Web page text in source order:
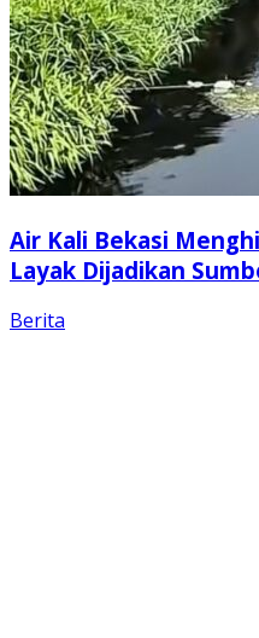
Air Kali Bekasi
Layak Dijadikan
Berita